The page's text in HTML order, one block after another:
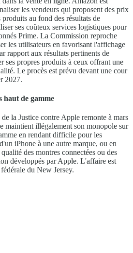
les vendeurs qui proposent des prix
au fond des résultats de
ses coûteux services logistiques pour
Prime. La Commission reproche
les utilisateurs en favorisant l'affichage
rapport aux résultats pertinents de
ses propres produits à ceux offrant une
Le procès est prévu devant une cour
2027.
haut de gamme
la Justice contre Apple remonte à mars
maintient illégalement son monopole sur
en rendant difficile pour les
iPhone à une autre marque, ou en
des montres connectées ou des
développés par Apple. L'affaire est
du New Jersey.